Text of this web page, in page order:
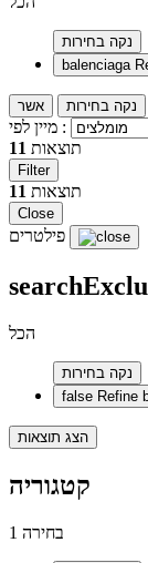
נקה בחירות
balenciaga
אשר נקה בחירות
מיין לפי :
11 תוצאות
Filter
11 תוצאות
Close
הכל
נקה בחירות
false Refine
הצג תוצאות
קטגוריה
1 בחירה